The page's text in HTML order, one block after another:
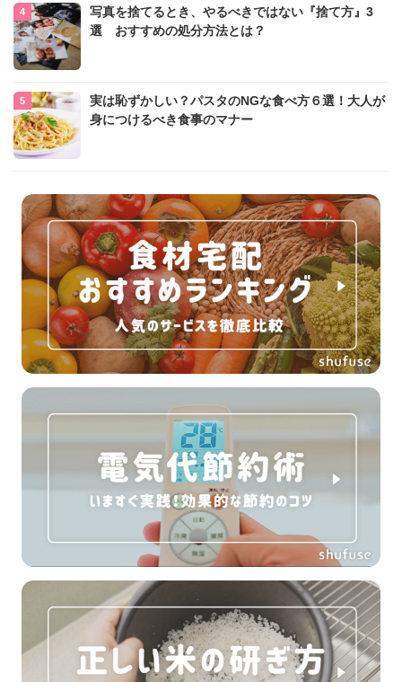
写真を捨てるとき、やるべきではない『捨て方』3
選 おすすめの処分方法とは？
実は恥ずかしい？パスタのNGな食べ方６選！大人が
身につけるべき食事のマナー